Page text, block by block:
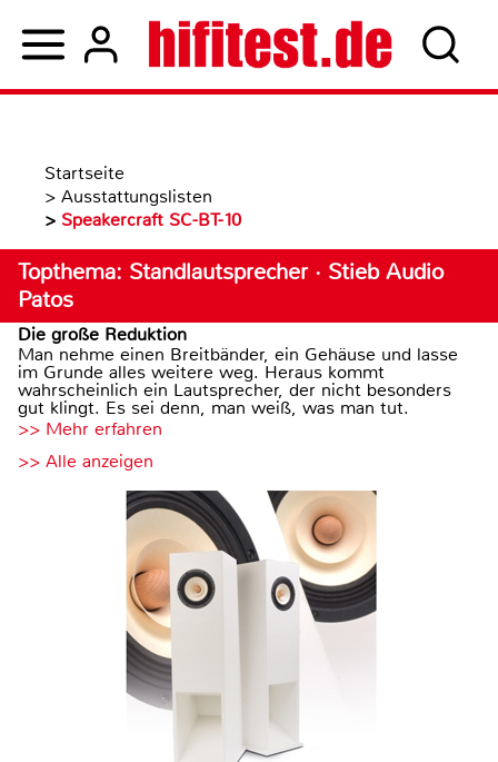
Startseite
> Ausstattungslisten
> Speakercraft SC-BT-10
Topthema: Standlautsprecher · Stieb Audio
Patos
Die große Reduktion
Man nehme einen Breitbänder, ein Gehäuse und lasse
im Grunde alles weitere weg. Heraus kommt
wahrscheinlich ein Lautsprecher, der nicht besonders
gut klingt. Es sei denn, man weiß, was man tut.
>> Mehr erfahren
>> Alle anzeigen